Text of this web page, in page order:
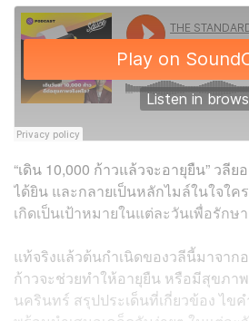
“เดิน 10,000 ก้าวแล้วจะอายุยืน” วลี
ได้ยิน และกลายเป็นหลักไมล์ในใจใ
เกิดเป็นเป้าหมายในแต่ละวันเพื่อรักษ
แท้จริงแล้วต้นกำเนิดของวลีนี้มาจากอ
ก้าวจะช่วยทำให้อายุยืน หรือมีสุขภา
นครินทร์ สรุปประเด็นที่เกี่ยวข้อง ไข